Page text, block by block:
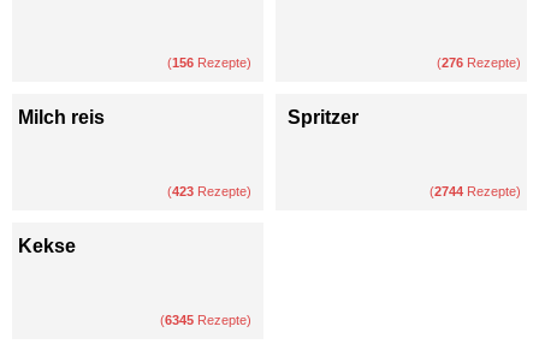
(156 Rezepte) (276 Rezepte)
Milch reis
(423 Rezepte)
Spritzer
(2744 Rezepte)
Kekse
(6345 Rezepte)